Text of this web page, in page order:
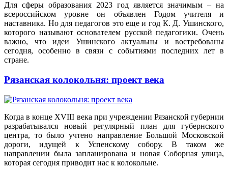
Для сферы образования 2023 год является значимым – на
всероссийском уровне он объявлен Годом учителя и
наставника. Но для педагогов это еще и год К. Д. Ушинского,
которого называют основателем русской педагогики. Очень
важно, что идеи Ушинского актуальны и востребованы
сегодня, особенно в связи с событиями последних лет в
стране.
Рязанская колокольня: проект века
Когда в конце XVIII века при учреждении Рязанской губернии
разрабатывался новый регулярный план для губернского
центра, то было учтено направление Большой Московской
дороги, идущей к Успенскому собору. В таком же
направлении была запланирована и новая Соборная улица,
которая сегодня приводит нас к колокольне.